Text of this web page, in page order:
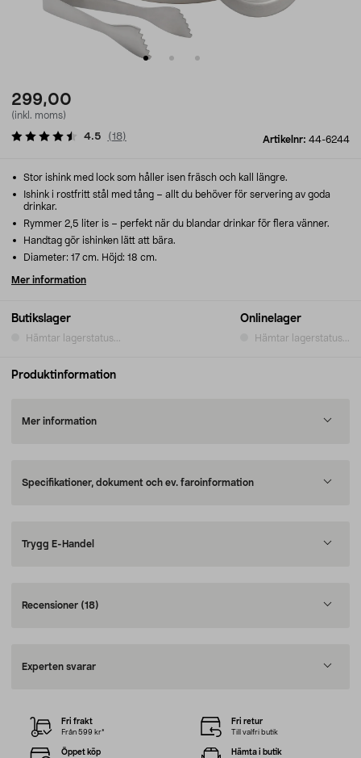
299,00
(inkl. moms)
Artikelnr: 44-6244
4.5 (18)
Butikslager
Hämtar lagerstatus...
Onlinelager
Hämtar lagerstatus...
Stor ishink med lock som håller isen fräsch och kall längre.
Ishink i rostfritt stål med tång – allt du behöver för servering av goda
drinkar.
Rymmer 2,5 liter is – perfekt när du blandar drinkar för flera vänner.
Handtag gör ishinken lätt att bära.
Diameter: 17 cm. Höjd: 18 cm.
Mer information
Produktinformation
Mer information
Specifikationer, dokument och ev. faroinformation
Trygg E-Handel
Recensioner (18)
Experten svarar
Fri frakt
Från 599 kr*
Fri retur
Till valfri butik
Öppet köp Hämta i butik